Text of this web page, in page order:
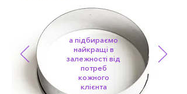
а підбираємо
найкращі в
залежності від
потреб
кожного
клієнта